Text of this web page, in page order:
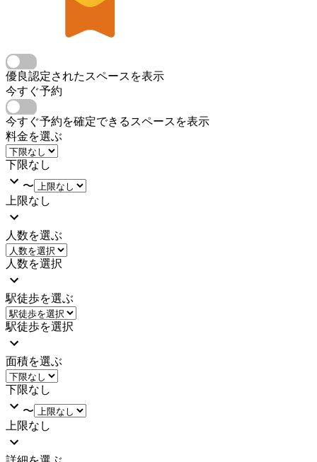
優良認定されたスペースを表示
今すぐ予約
今すぐ予約を確定できるスペースを表示
料金を選ぶ
下限なし
〜
上限なし
人数を選ぶ
人数を選択
駅徒歩を選ぶ
駅徒歩を選択
面積を選ぶ
下限なし
〜
上限なし